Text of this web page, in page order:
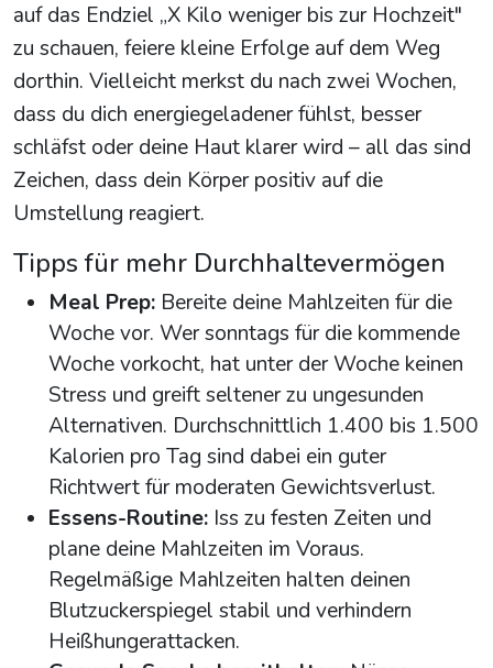
auf das Endziel „X Kilo weniger bis zur Hochzeit"
zu schauen, feiere kleine Erfolge auf dem Weg
dorthin. Vielleicht merkst du nach zwei Wochen,
dass du dich energiegeladener fühlst, besser
schläfst oder deine Haut klarer wird – all das sind
Zeichen, dass dein Körper positiv auf die
Umstellung reagiert.
Tipps für mehr Durchhaltevermögen
Meal Prep: Bereite deine Mahlzeiten für die
Woche vor. Wer sonntags für die kommende
Woche vorkocht, hat unter der Woche keinen
Stress und greift seltener zu ungesunden
Alternativen. Durchschnittlich 1.400 bis 1.500
Kalorien pro Tag sind dabei ein guter
Richtwert für moderaten Gewichtsverlust.
Essens-Routine: Iss zu festen Zeiten und
plane deine Mahlzeiten im Voraus.
Regelmäßige Mahlzeiten halten deinen
Blutzuckerspiegel stabil und verhindern
Heißhungerattacken.